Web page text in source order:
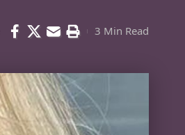
3 Min Read